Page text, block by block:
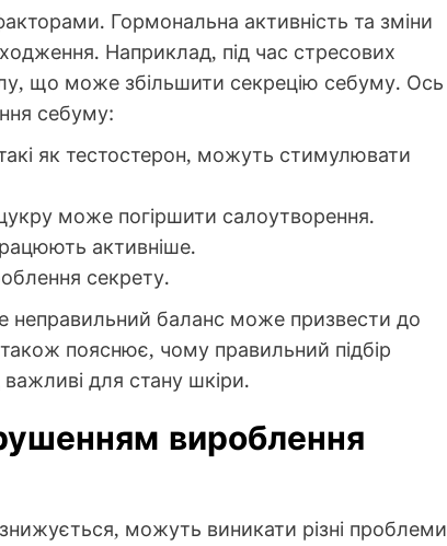
Гормональна активність та зміни
Наприклад, під час стресових
що може збільшити секрецію себуму. Ось
себуму:
як тестостерон, можуть стимулювати
може погіршити салоутворення.
активніше.
секрету.
неправильний баланс може призвести до
пояснює, чому правильний підбір
для стану шкіри.
вироблення
можуть виникати різні проблеми